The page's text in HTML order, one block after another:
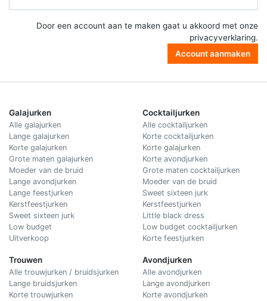
Door een account aan te maken gaat u akkoord met onze
privacyverklaring.
Account aanmaken
Galajurken
Alle galajurken
Lange galajurken
Korte galajurken
Grote maten galajurken
Moeder van de bruid
Lange avondjurken
Lange feestjurken
Kerstfeestjurken
Sweet sixteen jurk
Low budget
Uitverkoop
Trouwen
Alle trouwjurken / bruidsjurken
Lange bruidsjurken
Korte trouwjurken
Cocktailjurken
Alle cocktailjurken
Korte cocktailjurken
Korte galajurken
Korte avondjurken
Grote maten cocktailjurken
Moeder van de bruid
Sweet sixteen jurk
Kerstfeestjurken
Little black dress
Low budget cocktailjurken
Korte feestjurken
Avondjurken
Alle avondjurken
Lange avondjurken
Korte avondjurken